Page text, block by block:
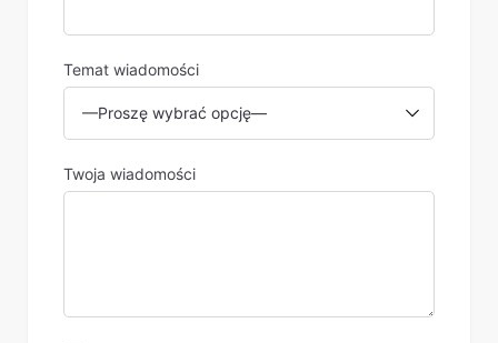
Temat wiadomości
Twoja wiadomości